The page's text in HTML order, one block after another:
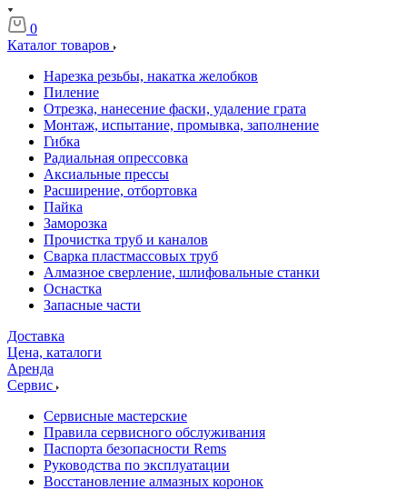
0
Каталог товаров
Нарезка резьбы, накатка желобков
Пиление
Отрезка, нанесение фаски, удаление грата
Монтаж, испытание, промывка, заполнение
Гибка
Радиальная опрессовка
Аксиальные прессы
Расширение, отбортовка
Пайка
Заморозка
Прочистка труб и каналов
Сварка пластмассовых труб
Алмазное сверление, шлифовальные станки
Оснастка
Запасные части
Доставка
Цена, каталоги
Аренда
Сервис
Сервисные мастерские
Правила сервисного обслуживания
Паспорта безопасности Rems
Руководства по эксплуатации
Восстановление алмазных коронок